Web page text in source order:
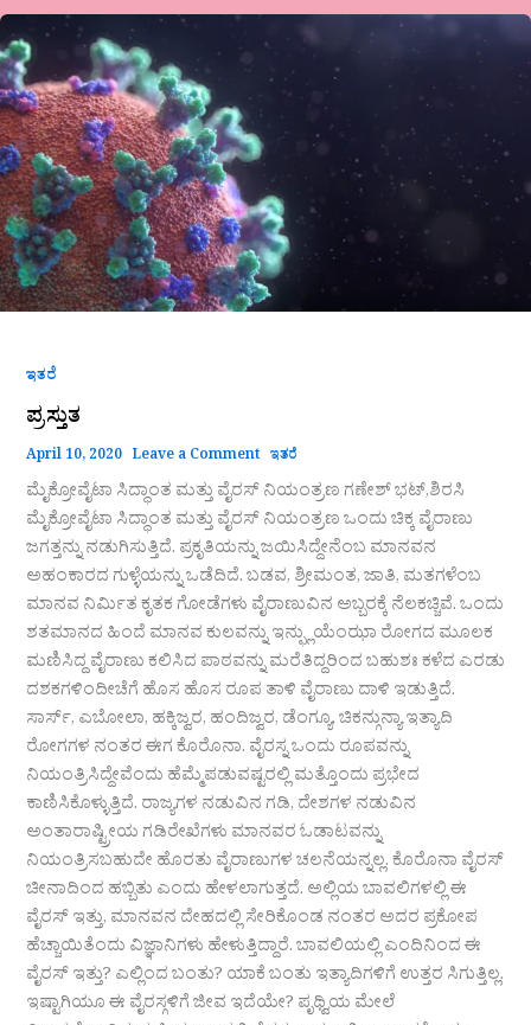
ಇತರೆ
ಪ್ರಸ್ತುತ
April 10, 2020 Leave a Comment ಇತರೆ
ಮೈಕ್ರೋವೈಟಾ ಸಿದ್ಧಾಂತ ಮತ್ತು ವೈರಸ್ ನಿಯಂತ್ರಣ ಗಣೇಶ್ ಭಟ್,ಶಿರಸಿ
ಮೈಕ್ರೋವೈಟಾ ಸಿದ್ಧಾಂತ ಮತ್ತು ವೈರಸ್ ನಿಯಂತ್ರಣ ಒಂದು ಚಿಕ್ಕ ವೈರಾಣು
ಜಗತ್ತನ್ನು ನಡುಗಿಸುತ್ತಿದೆ. ಪ್ರಕೃತಿಯನ್ನು ಜಯಿಸಿದ್ದೇನೆಂಬ ಮಾನವನ
ಅಹಂಕಾರದ ಗುಳ್ಳೆಯನ್ನು ಒಡೆದಿದೆ. ಬಡವ, ಶ್ರೀಮಂತ, ಜಾತಿ, ಮತಗಳೆಂಬ
ಮಾನವ ನಿರ್ಮಿತ ಕೃತಕ ಗೋಡೆಗಳು ವೈರಾಣುವಿನ ಅಬ್ಬರಕ್ಕೆ ನೆಲಕಚ್ಚಿವೆ. ಒಂದು
ಶತಮಾನದ ಹಿಂದೆ ಮಾನವ ಕುಲವನ್ನು ಇನ್ಫ್ಲುಯೆಂಝಾ ರೋಗದ ಮೂಲಕ
ಮಣಿಸಿದ್ದ ವೈರಾಣು ಕಲಿಸಿದ ಪಾಠವನ್ನು ಮರೆತಿದ್ದರಿಂದ ಬಹುಶಃ ಕಳೆದ ಎರಡು
ದಶಕಗಳಿಂದೀಚೆಗೆ ಹೊಸ ಹೊಸ ರೂಪ ತಾಳಿ ವೈರಾಣು ದಾಳಿ ಇಡುತ್ತಿದೆ.
ಸಾರ್ಸ್, ಎಬೋಲಾ, ಹಕ್ಕಿಜ್ವರ, ಹಂದಿಜ್ವರ, ಡೆಂಗ್ಯೂ, ಚಿಕನ್ಗುನ್ಯಾ ಇತ್ಯಾದಿ
ರೋಗಗಳ ನಂತರ ಈಗ ಕೊರೊನಾ. ವೈರಸ್ನ ಒಂದು ರೂಪವನ್ನು
ನಿಯಂತ್ರಿಸಿದ್ದೇವೆಂದು ಹೆಮ್ಮೆಪಡುವಷ್ಟರಲ್ಲಿ ಮತ್ತೊಂದು ಪ್ರಭೇದ
ಕಾಣಿಸಿಕೊಳ್ಳುತ್ತಿದೆ. ರಾಜ್ಯಗಳ ನಡುವಿನ ಗಡಿ, ದೇಶಗಳ ನಡುವಿನ
ಅಂತಾರಾಷ್ಟ್ರೀಯ ಗಡಿರೇಖೆಗಳು ಮಾನವರ ಓಡಾಟವನ್ನು
ನಿಯಂತ್ರಿಸಬಹುದೇ ಹೊರತು ವೈರಾಣುಗಳ ಚಲನೆಯನ್ನಲ್ಲ. ಕೊರೊನಾ ವೈರಸ್
ಚೀನಾದಿಂದ ಹಬ್ಬಿತು ಎಂದು ಹೇಳಲಾಗುತ್ತದೆ. ಅಲ್ಲಿಯ ಬಾವಲಿಗಳಲ್ಲಿ ಈ
ವೈರಸ್ ಇತ್ತು, ಮಾನವನ ದೇಹದಲ್ಲಿ ಸೇರಿಕೊಂಡ ನಂತರ ಅದರ ಪ್ರಕೋಪ
ಹೆಚ್ಚಾಯಿತೆಂದು ವಿಜ್ಞಾನಿಗಳು ಹೇಳುತ್ತಿದ್ದಾರೆ. ಬಾವಲಿಯಲ್ಲಿ ಎಂದಿನಿಂದ ಈ
ವೈರಸ್ ಇತ್ತು? ಎಲ್ಲಿಂದ ಬಂತು? ಯಾಕೆ ಬಂತು ಇತ್ಯಾದಿಗಳಿಗೆ ಉತ್ತರ ಸಿಗುತ್ತಿಲ್ಲ.
ಇಷ್ಟಾಗಿಯೂ ಈ ವೈರಸ್ಗಳಿಗೆ ಜೀವ ಇದೆಯೇ? ಪೃಥ್ವಿಯ ಮೇಲೆ
ಪ್ರಸ್ತುತ